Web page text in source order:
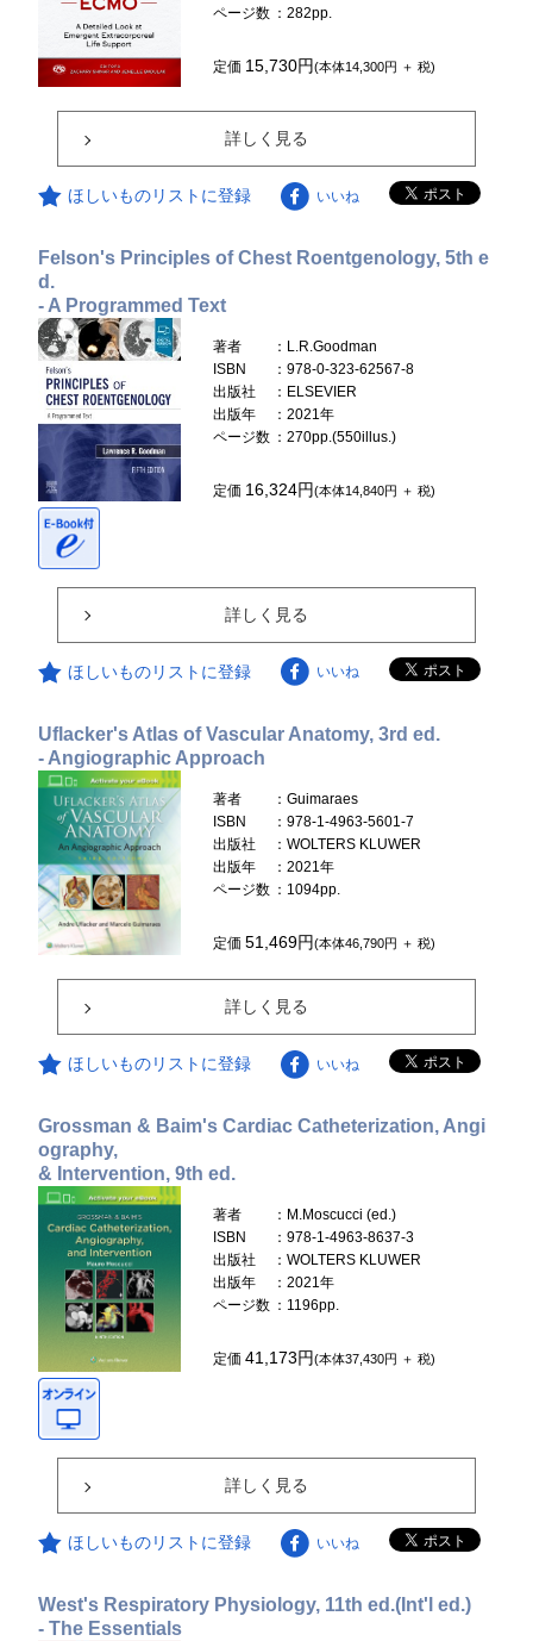
ページ数 ：282pp.
定価 15,730円(本体14,300円 ＋ 税)
詳しく見る
ほしいものリストに登録 いいね
Felson's Principles of Chest Roentgenology, 5th e
d.
- A Programmed Text
著者
：L.R.Goodman
ISBN
：978-0-323-62567-8
出版社
：ELSEVIER
出版年
：2021年
ページ数 ：270pp.(550illus.)
定価 16,324円(本体14,840円 ＋ 税)
詳しく見る
ほしいものリストに登録 いいね
Uflacker's Atlas of Vascular Anatomy, 3rd ed.
- Angiographic Approach
著者
：Guimaraes
ISBN
：978-1-4963-5601-7
出版社
：WOLTERS KLUWER
出版年
：2021年
ページ数 ：1094pp.
定価51,469円(本体46,790円 ＋ 税)
詳しく見る
ほしいものリストに登録 いいね
Grossman & Baim's Cardiac Catheterization, Angi
ography,
& Intervention, 9th ed.
著者
：M.Moscucci (ed.)
ISBN
：978-1-4963-8637-3
出版社
：WOLTERS KLUWER
出版年
：2021年
ページ数 ：1196pp.
定価41,173円(本体37,430円 ＋ 税)
詳しく見る
ほしいものリストに登録 いいね
West's Respiratory Physiology, 11th ed.(Int'l ed.)
- The Essentials